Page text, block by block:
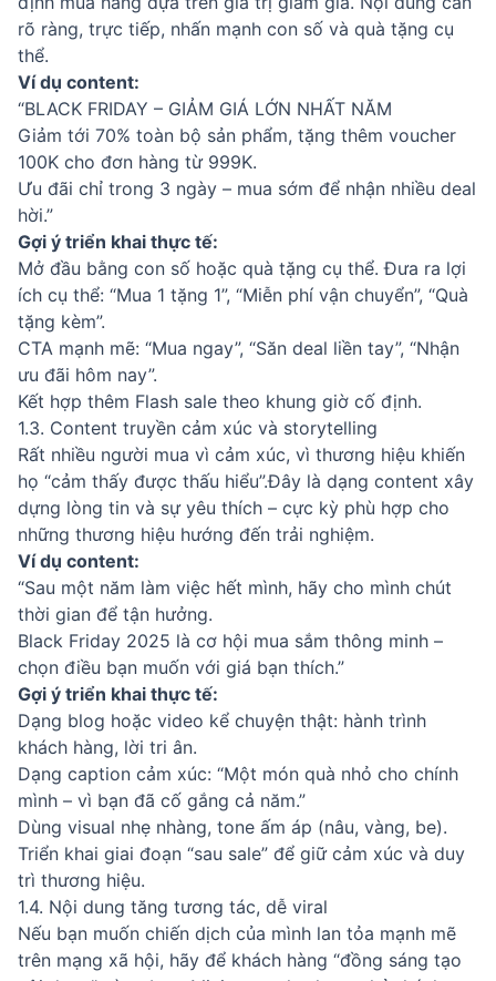
rõ ràng, trực tiếp, nhấn mạnh con số và quà tặng cụ
thể.
Ví dụ content:
“BLACK FRIDAY – GIẢM GIÁ LỚN NHẤT NĂM
Giảm tới 70% toàn bộ sản phẩm, tặng thêm voucher
100K cho đơn hàng từ 999K.
Ưu đãi chỉ trong 3 ngày – mua sớm để nhận nhiều deal
hời.”
Gợi ý triển khai thực tế:
Mở đầu bằng con số hoặc quà tặng cụ thể. Đưa ra lợi
ích cụ thể: “Mua 1 tặng 1”, “Miễn phí vận chuyển”, “Quà
tặng kèm”.
CTA mạnh mẽ: “Mua ngay”, “Săn deal liền tay”, “Nhận
ưu đãi hôm nay”.
Kết hợp thêm Flash sale theo khung giờ cố định.
1.3. Content truyền cảm xúc và storytelling
Rất nhiều người mua vì cảm xúc, vì thương hiệu khiến
họ “cảm thấy được thấu hiểu”.Đây là dạng content xây
dựng lòng tin và sự yêu thích – cực kỳ phù hợp cho
những thương hiệu hướng đến trải nghiệm.
Ví dụ content:
“Sau một năm làm việc hết mình, hãy cho mình chút
thời gian để tận hưởng.
Black Friday 2025 là cơ hội mua sắm thông minh –
chọn điều bạn muốn với giá bạn thích.”
Gợi ý triển khai thực tế:
Dạng blog hoặc video kể chuyện thật: hành trình
khách hàng, lời tri ân.
Dạng caption cảm xúc: “Một món quà nhỏ cho chính
mình – vì bạn đã cố gắng cả năm.”
Dùng visual nhẹ nhàng, tone ấm áp (nâu, vàng, be).
Triển khai giai đoạn “sau sale” để giữ cảm xúc và duy
trì thương hiệu.
1.4. Nội dung tăng tương tác, dễ viral
Nếu bạn muốn chiến dịch của mình lan tỏa mạnh mẽ
trên mạng xã hội, hãy để khách hàng “đồng sáng tạo